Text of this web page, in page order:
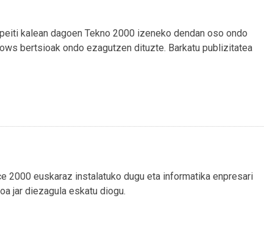
kalean dagoen Tekno 2000 izeneko dendan oso ondo
bertsioak ondo ezagutzen dituzte. Barkatu publizitatea
2000 euskaraz instalatuko dugu eta informatika enpresari
jar diezagula eskatu diogu.